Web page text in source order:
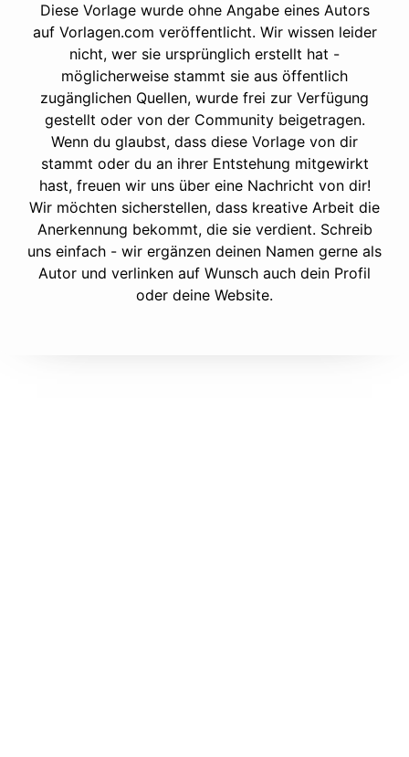
Diese Vorlage wurde ohne Angabe eines Autors
auf Vorlagen.com veröffentlicht. Wir wissen leider
nicht, wer sie ursprünglich erstellt hat -
möglicherweise stammt sie aus öffentlich
zugänglichen Quellen, wurde frei zur Verfügung
gestellt oder von der Community beigetragen.
Wenn du glaubst, dass diese Vorlage von dir
stammt oder du an ihrer Entstehung mitgewirkt
hast, freuen wir uns über eine Nachricht von dir!
Wir möchten sicherstellen, dass kreative Arbeit die
Anerkennung bekommt, die sie verdient. Schreib
uns einfach - wir ergänzen deinen Namen gerne als
Autor und verlinken auf Wunsch auch dein Profil
oder deine Website.